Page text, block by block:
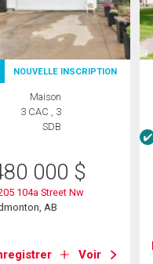
NOUVELLE INSCRIPTION
Maison
3 CAC , 3
SDB
000 $
104a Street Nw
AB
Voir